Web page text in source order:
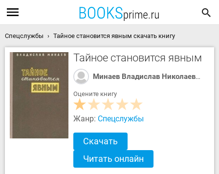
Спецслужбы Тайное становится явным скачать книгу
Тайное становится явным
Минаев Владислав Николаевич
Оцените книгу
Жанр: Спецслужбы
Скачать
Читать онлайн